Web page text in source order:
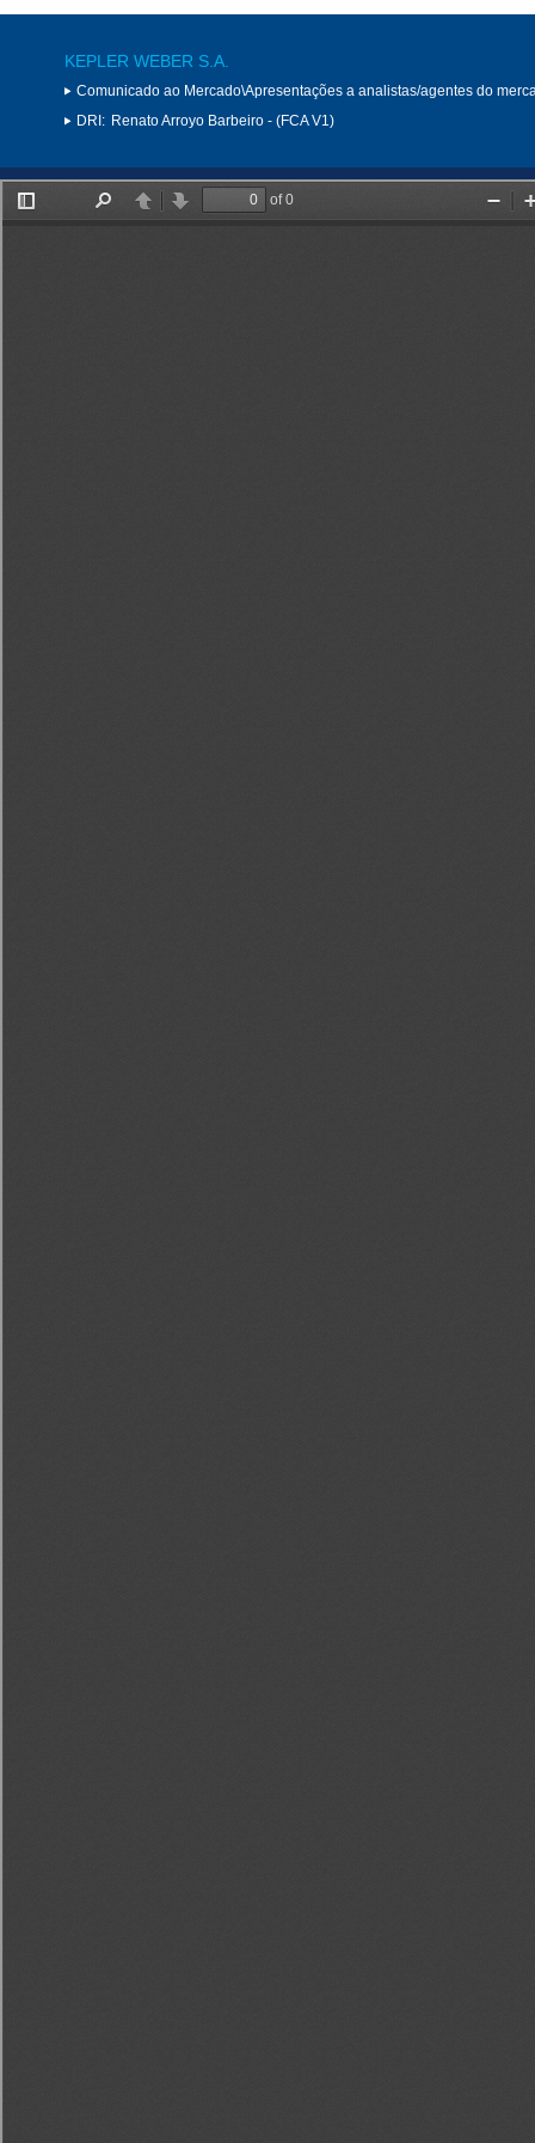
KEPLER WEBER S.A.
Comunicado ao Mercado\Apresentações a analistas/agentes do
DRI: Renato Arroyo Barbeiro - (FCA V1)